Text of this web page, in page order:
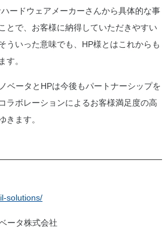
ードウェアメーカーさんから具体的な事
とで、お客様に納得していただきやすい
ういった意味でも、HP様とはこれからも
す。
ベータとHPは今後もパートナーシップを
ラボレーションによるお客様満足度の高
きます。
solutions/
ータ株式会社